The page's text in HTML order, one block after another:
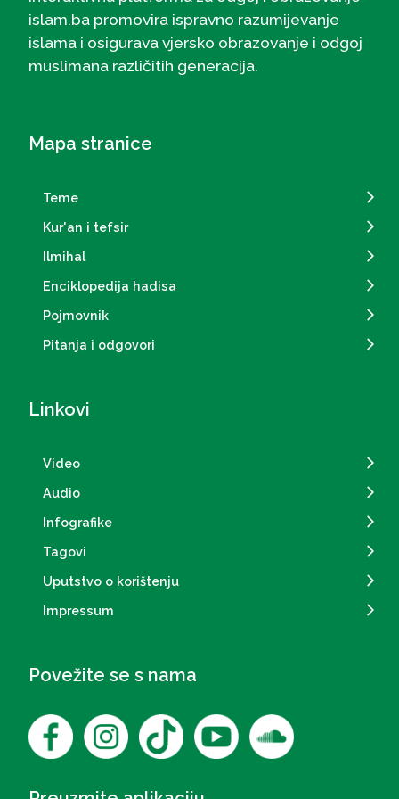
ne spadam u "klasične" vjernike i sve što
radim je od srca, samo nemam neko veliko
znanje na ovom polju.
islam.ba promovira ispravno razumijevanje
islama i osigurava vjersko obrazovanje i odgoj
muslimana različitih generacija.
Mapa stranice
Teme
Kur'an i tefsir
Ilmihal
Enciklopedija hadisa
Pojmovnik
Pitanja i odgovori
Linkovi
Video
Audio
Infografike
Tagovi
Uputstvo o korištenju
Impressum
Povežite se s nama